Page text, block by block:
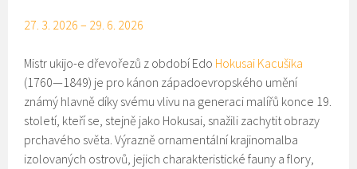
27. 3. 2026 – 29. 6. 2026
Mistr ukijo-e dřevořezů z období Edo Hokusai Kacušika
(1760—1849) je pro kánon západoevropského umění
známý hlavně díky svému vlivu na generaci malířů konce 19.
století, kteří se, stejně jako Hokusai, snažili zachytit obrazy
prchavého světa. Výrazně ornamentální krajinomalba
izolovaných ostrovů, jejich charakteristické fauny a flory,